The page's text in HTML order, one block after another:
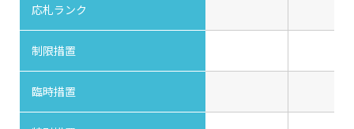
応札ランク
制限措置
臨時措置